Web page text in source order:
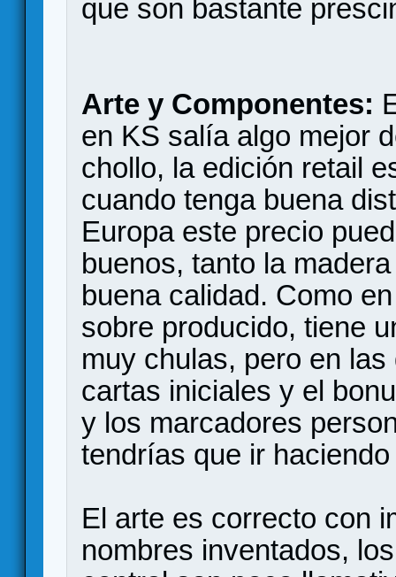
que son bastante
Arte y Componentes:
en KS salía algo mejor
chollo, la edición retail
cuando tenga buena
Europa este precio
buenos, tanto la
buena calidad. Como
sobre producido, tiene
muy chulas, pero en
cartas iniciales y el
y los marcadores
tendrías que ir
El arte es correcto con
nombres inventados,